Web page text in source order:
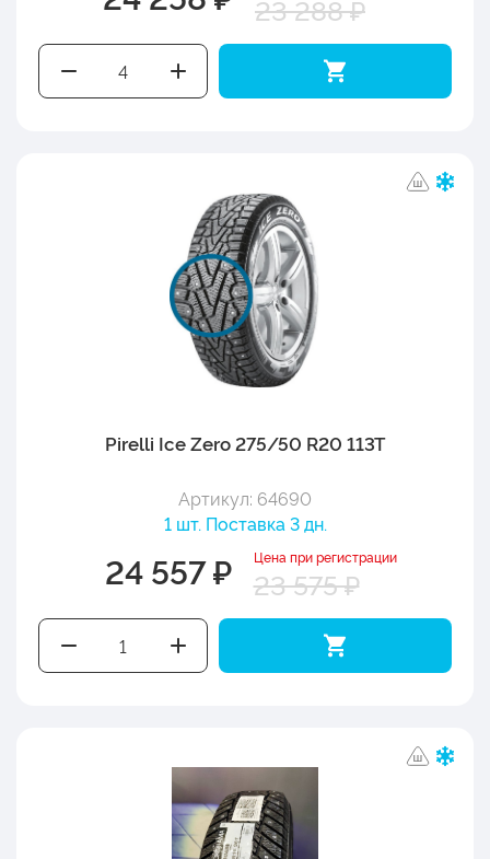
23 288 ₽
Pirelli Ice Zero 275/50 R20 113T
Артикул: 64690
1 шт. Поставка 3 дн.
24 557 ₽ Цена при регистрации
23 575 ₽